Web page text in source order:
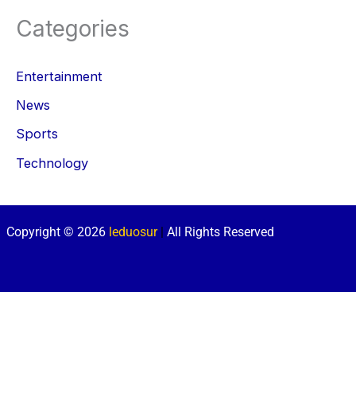
Categories
Entertainment
News
Sports
Technology
Copyright © 2026 leduosur| All Rights Reserved